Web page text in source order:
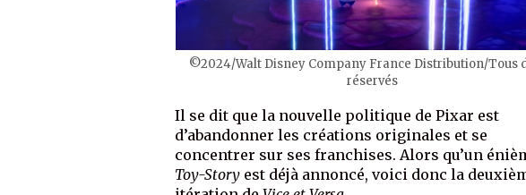
©2024/Walt Disney Company France Distribution/Tous
réservés
Il se dit que la nouvelle politique de Pixar est
d’abandonner les créations originales et se
concentrer sur ses franchises. Alors qu’un
Toy-Story est déjà annoncé, voici donc la